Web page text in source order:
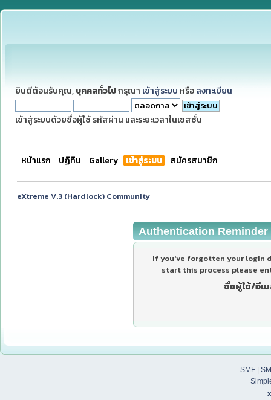
ยินดีต้อนรับคุณ, บุคคลทั่วไปกรุณา เข้าสู่ระบบ หรือ ลงทะเบียน
เข้าสู่ระบบด้วยชื่อผู้ใช้ รหัสผ่าน และระยะเวลาในเซสชั่น
หน้าแรก ปฏิทิน Gallery เข้าสู่ระบบ สมัครสมาชิก
eXtreme V.3 (Hardlock) Community
Authentication Reminder
If you've forgotten your login
start this process please
ชื่อผู้ใช้/อีเ
SMF|